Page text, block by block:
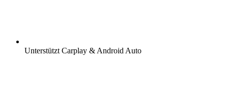
Unterstützt Carplay & Android Auto